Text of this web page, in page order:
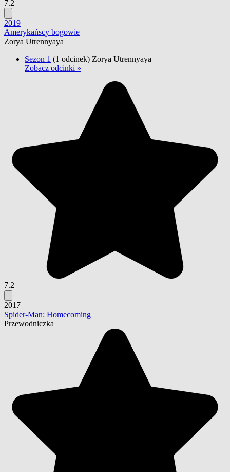
7.2
2019
Amerykańscy bogowie
Zorya Utrennyaya
Sezon 1 (1 odcinek) Zorya Utrennyaya
Zobacz odcinki »
7.2
2017
Spider-Man: Homecoming
Przewodniczka